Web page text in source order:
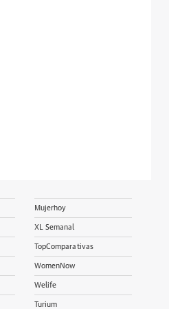
Mujerhoy
XL Semanal
TopComparativas
WomenNow
Welife
Turium